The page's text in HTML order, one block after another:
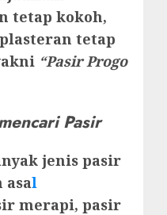
tetap kokoh,
tetap
“Pasir Progo
Pasir
jenis pasir
asal
merapi, pasir